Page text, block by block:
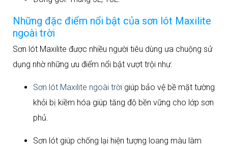
Những đặc điểm nổi bật của sơn lót Maxilite
ngoài trời
Sơn lót Maxilite được nhiều người tiêu dùng ưa chuộng sử
dụng nhờ những ưu điểm nổi bật vượt trội như:
Sơn lót Maxilite ngoài trời giúp bảo vệ bề mặt tường
khỏi bị kiềm hóa giúp tăng độ bền vững cho lớp sơn
phủ.
Sơn lót giúp chống lại hiện tượng loang màu làm